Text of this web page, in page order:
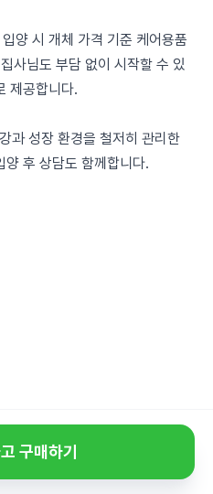
양 시 개체 가격 기준 케어용품
사님도 부담 없이 시작할 수 있
제공합니다.
과 성장 환경을 철저히 관리한
후 상담도 함께합니다.
구매하기